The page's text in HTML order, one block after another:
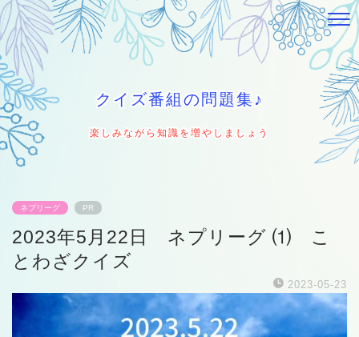
クイズ番組の問題集♪
楽しみながら知識を増やしましょう
ネプリーグ PR
2023年5月22日 ネプリーグ ⑴ こ
とわざクイズ
2023-05-23